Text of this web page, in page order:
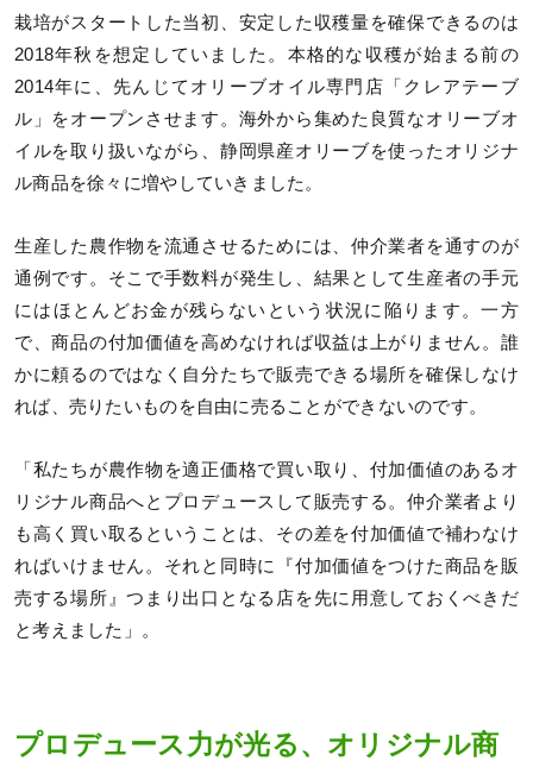
栽培がスタートした当初、安定した収穫量を確保できるのは
2018年秋を想定していました。本格的な収穫が始まる前の
2014年に、先んじてオリーブオイル専門店「クレアテーブ
ル」をオープンさせます。海外から集めた良質なオリーブオ
イルを取り扱いながら、静岡県産オリーブを使ったオリジナ
ル商品を徐々に増やしていきました。
生産した農作物を流通させるためには、仲介業者を通すのが
通例です。そこで手数料が発生し、結果として生産者の手元
にはほとんどお金が残らないという状況に陥ります。一方
で、商品の付加価値を高めなければ収益は上がりません。誰
かに頼るのではなく自分たちで販売できる場所を確保しなけ
れば、売りたいものを自由に売ることができないのです。
「私たちが農作物を適正価格で買い取り、付加価値のあるオ
リジナル商品へとプロデュースして販売する。仲介業者より
も高く買い取るということは、その差を付加価値で補わなけ
ればいけません。それと同時に『付加価値をつけた商品を販
売する場所』つまり出口となる店を先に用意しておくべきだ
と考えました」。
プロデュース力が光る、オリジナル商